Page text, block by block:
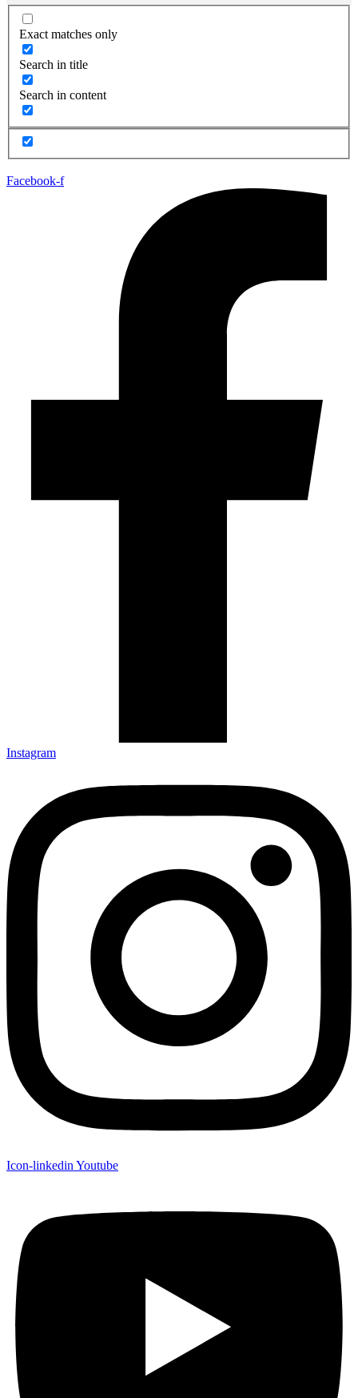
Exact matches only
Search in title
Search in content
Facebook-f
Instagram
Icon-linkedin Youtube